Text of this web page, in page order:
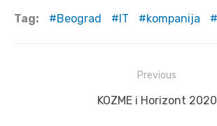
Tag: Beograd IT kompanija
Previous
Previous
KOZME i Horizont 2020